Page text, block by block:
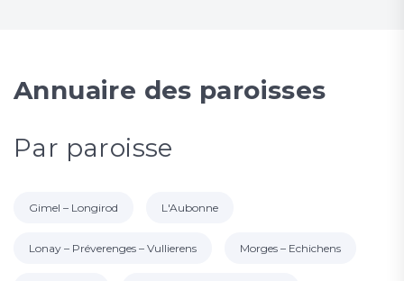
Annuaire des paroisses
Par paroisse
Gimel – Longirod L'Aubonne
Lonay – Préverenges – Vullierens Morges – Echichens